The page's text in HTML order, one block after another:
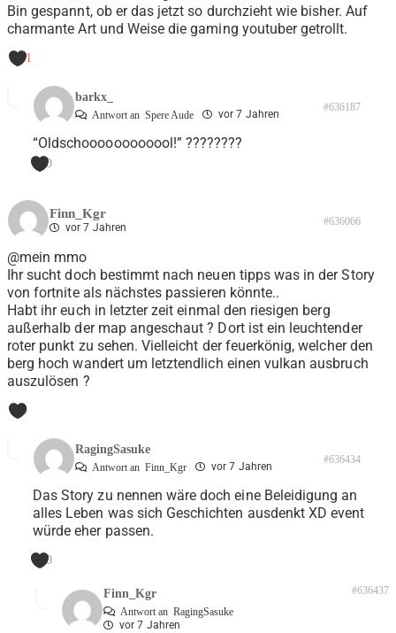
Bin gespannt, ob er das jetzt so durchzieht wie bisher. Auf
charmante Art und Weise die gaming youtuber getrollt.
-1
barkx_
Antwort an Spere Aude vor 7 Jahren
#636187
“Oldschoooooooooool!” ????????
0
Finn_Kgr
vor 7 Jahren #636066
@mein mmo
Ihr sucht doch bestimmt nach neuen tipps was in der Story
von fortnite als nächstes passieren könnte..
Habt ihr euch in letzter zeit einmal den riesigen berg
außerhalb der map angeschaut ? Dort ist ein leuchtender
roter punkt zu sehen. Vielleicht der feuerkönig, welcher den
berg hoch wandert um letztendlich einen vulkan ausbruch
auszulösen ?
0
RagingSasuke
Antwort an Finn_Kgr vor 7 Jahren
#636434
Das Story zu nennen wäre doch eine Beleidigung an
alles Leben was sich Geschichten ausdenkt XD event
würde eher passen.
0
Finn_Kgr
Antwort an RagingSasuke
vor 7 Jahren
#636437